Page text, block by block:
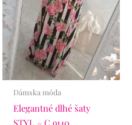
Dámska móda
Elegantné dlhé šaty